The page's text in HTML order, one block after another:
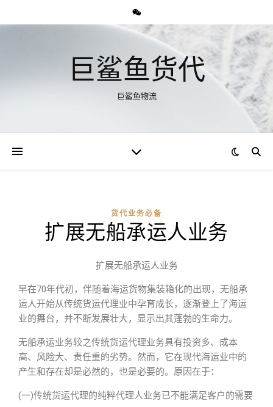
巨鲨鱼货代
巨鲨鱼物流
货代业务必备
扩展无船承运人业务
扩展无船承运人业务
早在70年代初，伴随着海运货物集装箱化的出现，无船承
运人开始从传统货运代理业中孕育成长，逐渐登上了海运
业的舞台，并不断发展壮大，显示出其蓬勃的生命力。
无船承运业务较之传统货运代理业务具有投资多、成本
高、风险大、责任重的劣势。然而，它在现代海运业中的
产生和存在却是必然的，也是必要的。原因在于：
(一)传统货运代理的纯粹代理人业务已不能满足客户的需要